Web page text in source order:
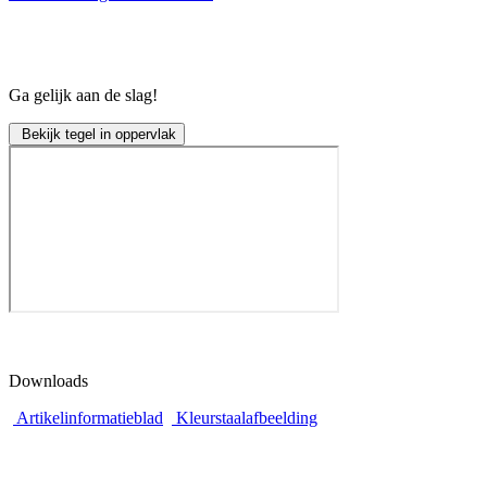
Ga gelijk aan de slag!
Bekijk tegel in oppervlak
Downloads
Artikelinformatieblad
Kleurstaalafbeelding